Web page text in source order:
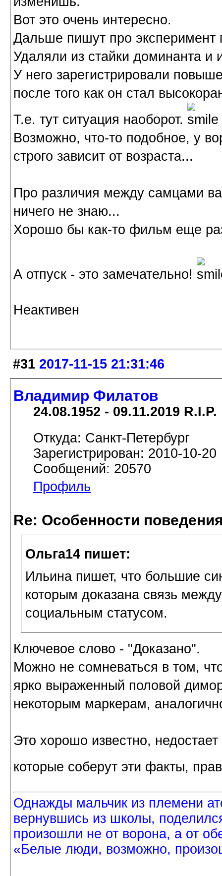
Вот это очень интересно.
Дальше пишут про эксперимент
Удаляли из стайки доминанта и
У него зарегистрировали
после того как он стал
Т.е. тут ситуация наоборот.
Возможно, что-то подобное, у
строго зависит от возраста...
Про различия между самцами
ничего не знаю...
Хорошо бы как-то фильм еще
А отпуск - это замечательно!
Неактивен
#31 2017-11-15 21:31:46
Владимир Филатов
24.08.1952 - 09.11.2019 R.I.P.
Откуда: Санкт-Петербург
Зарегистрирован: 2010-10-20
Сообщений: 20570
Профиль
Re: Особенности
Ольга14 пишет:
Ильина пишет, что большие
которым доказана связь
социальным статусом.
Ключевое слово - "Доказано".
Можно не сомневаться в том,
ярко выраженный половой
некоторым маркерам,
Это хорошо известно,
которые соберут эти факты,
Однажды мальчик из племени
вернувшись из школы,
произошли не от ворона, а от
«Белые люди, возможно,